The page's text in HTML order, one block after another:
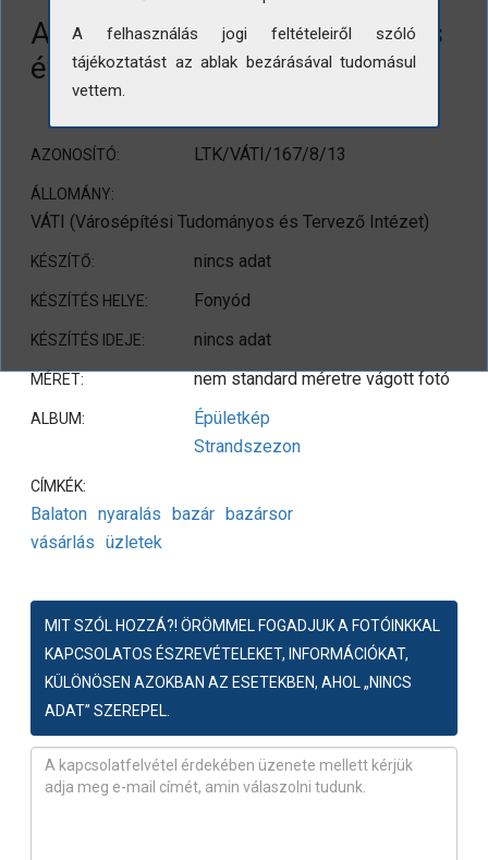
A fonyódi bazársor az 1960-as
években
AZONOSÍTÓ: LTK/VÁTI/167/8/13
ÁLLOMÁNY:
VÁTI (Városépítési Tudományos és Tervező Intézet)
KÉSZÍTŐ: nincs adat
KÉSZÍTÉS HELYE: Fonyód
KÉSZÍTÉS IDEJE: nincs adat
MÉRET: nem standard méretre vágott fotó
ALBUM:
Épületkép
Strandszezon
CÍMKÉK:
Balaton nyaralás bazár bazársor
vásárlás üzletek
MIT SZÓL HOZZÁ?! ÖRÖMMEL FOGADJUK A FOTÓINKKAL
KAPCSOLATOS ÉSZREVÉTELEKET, INFORMÁCIÓKAT,
KÜLÖNÖSEN AZOKBAN AZ ESETEKBEN, AHOL „NINCS
ADAT” SZEREPEL.
A felhasználás jogi feltételeiről szóló
tájékoztatást az ablak bezárásával tudomásul
vettem.